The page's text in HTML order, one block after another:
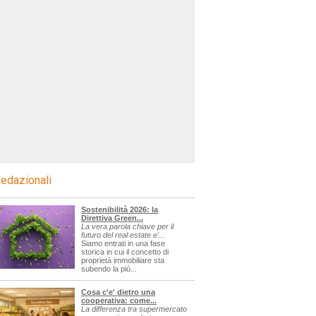
Sostenibilità 2026: la
Direttiva Green...
La vera parola chiave per il
futuro del real estate e'...
Siamo entrati in una fase
storica in cui il concetto di
proprietà immobiliare sta
subendo la più...
Cosa c'e' dietro una
cooperativa: come...
La differenza tra supermercato